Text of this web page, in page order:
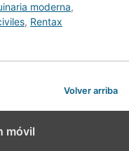
moderna,
, Rentax
Volver arriba
móvil